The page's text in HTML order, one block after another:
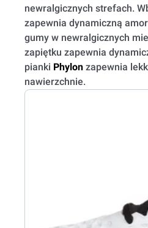
newralgicznych strefach.
zapewnia dynamiczną
gumy w newralgicznych
zapiętku zapewnia
pianki Phylon zapewnia
nawierzchnie.